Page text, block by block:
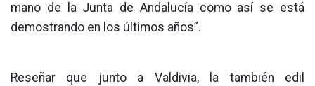
mano de la Junta de Andalucía como así se está
demostrando en los últimos años”.
Reseñar que junto a Valdivia, la también edil